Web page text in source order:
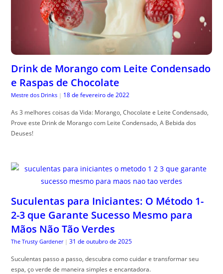
Drink de Morango com Leite Condensado
e Raspas de Chocolate
Mestre dos Drinks | 18 de fevereiro de 2022
As 3 melhores coisas da Vida: Morango, Chocolate e Leite Condensado,
Prove este Drink de Morango com Leite Condensado, A Bebida dos
Deuses!
Suculentas para Iniciantes: O Método 1-
2-3 que Garante Sucesso Mesmo para
Mãos Não Tão Verdes
The Trusty Gardener | 31 de outubro de 2025
Suculentas passo a passo, descubra como cuidar e transformar seu
espa, ço verde de maneira simples e encantadora.